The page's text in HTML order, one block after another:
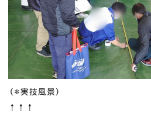
（＊実技風景）
↑↑↑